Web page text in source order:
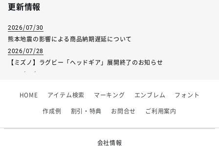
更新情報
2026/07/30
熊本地震の影響による商品納期遅延について
2026/07/28
【ミズノ】ラグビー「ヘッドギア」展開終了のお知らせ
2026/06/09
【アシックス】一部商品「生地の在庫限り」廃盤のお知らせ
HOME アイテム検索 マーキング エンブレム フォント
作成例 割引・特典 お問合せ ご利用案内
会社情報